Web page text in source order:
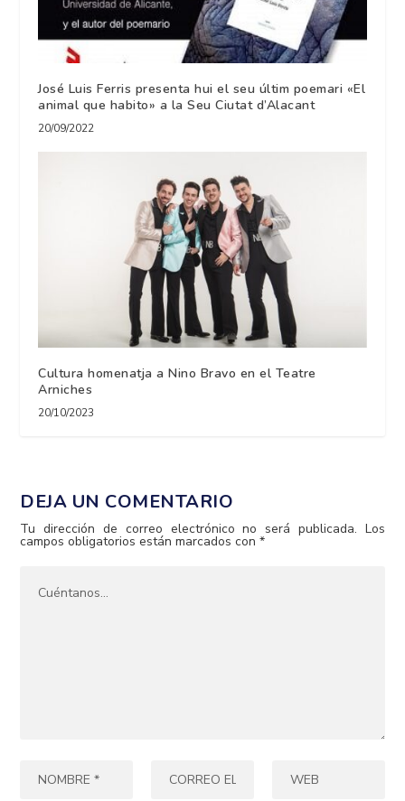
José Luis Ferris presenta hui el seu últim poemari «El
animal que habito» a la Seu Ciutat d’Alacant
20/09/2022
Cultura homenatja a Nino Bravo en el Teatre
Arniches
20/10/2023
DEJA UN COMENTARIO
Tu dirección de correo electrónico no será publicada. Los
campos obligatorios están marcados con*